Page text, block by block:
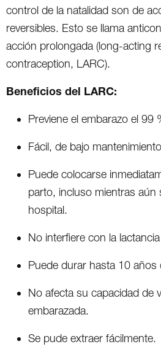
control de la natalidad son de
reversibles. Esto se llama
acción prolongada (long-acting
contraception, LARC).
Beneficios del LARC:
Previene el embarazo el 99
Fácil, de bajo
Puede colocarse
parto, incluso mientras aún
hospital.
No interfiere con la
Puede durar hasta 10 años
No afecta su capacidad de
embarazada.
Se pude extraer fácilmente.